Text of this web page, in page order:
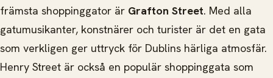
främsta shoppinggator är Grafton Street. Med alla
gatumusikanter, konstnärer och turister är det en gata
som verkligen ger uttryck för Dublins härliga atmosfär.
Henry Street är också en populär shoppinggata som